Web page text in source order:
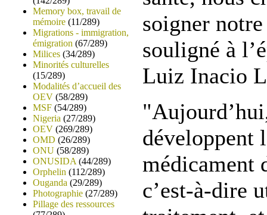
Memory box, travail de
mémoire (11/289)
Migrations - immigration,
émigration (67/289)
Milices (34/289)
Minorités culturelles
(15/289)
Modalités d’accueil des
OEV (58/289)
MSF (54/289)
Nigeria (27/289)
OEV (269/289)
OMD (26/289)
ONU (58/289)
ONUSIDA (44/289)
Orphelin (112/289)
Ouganda (29/289)
Photographie (27/289)
Pillage des ressources
soigner
souligné à
Luiz Inacio
développent
médicament
c’est-à-dire